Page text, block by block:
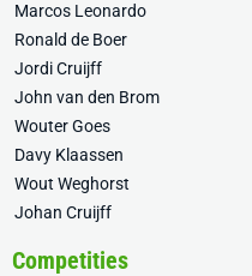
Marcos Leonardo
Ronald de Boer
Jordi Cruijff
John van den Brom
Wouter Goes
Davy Klaassen
Wout Weghorst
Johan Cruijff
Competities